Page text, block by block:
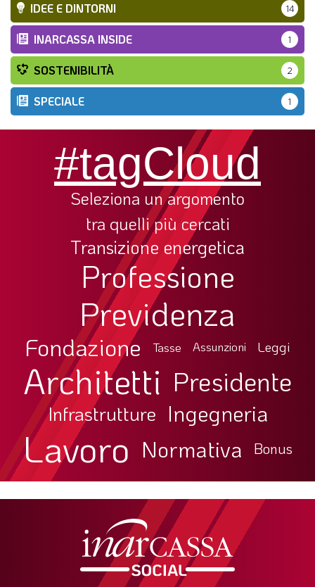
IDEE E DINTORNI 14
INARCASSA INSIDE 1
SOSTENIBILITÀ 2
SPECIALE 1
#tagCloud
Seleziona un argomento
tra quelli più cercati
Transizione energetica
Professione
Previdenza
Fondazione Tasse Assunzioni Leggi
Architetti Presidente
Infrastrutture Ingegneria
Lavoro Normativa Bonus